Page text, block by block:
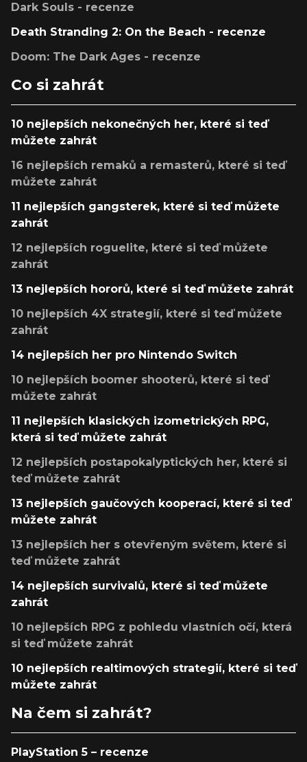
Dark Souls - recenze
Death Stranding 2: On the Beach - recenze
Doom: The Dark Ages - recenze
Co si zahrát
10 nejlepších nekonečných her, které si teď
můžete zahrát
16 nejlepších remaků a remasterů, které si teď
můžete zahrát
11 nejlepších gangsterek, které si teď můžete
zahrát
12 nejlepších roguelite, které si teď můžete
zahrát
13 nejlepších hororů, které si teď můžete zahrát
10 nejlepších 4X strategií, které si teď můžete
zahrát
14 nejlepších her pro Nintendo Switch
10 nejlepších boomer shooterů, které si teď
můžete zahrát
11 nejlepších klasických izometrických RPG,
která si teď můžete zahrát
12 nejlepších postapokalyptických her, které si
teď můžete zahrát
13 nejlepších gaučových kooperací, které si teď
můžete zahrát
13 nejlepších her s otevřeným světem, které si
teď můžete zahrát
14 nejlepších survivalů, které si teď můžete
zahrát
10 nejlepších RPG z pohledu vlastních očí, která
si teď můžete zahrát
10 nejlepších realtimových strategií, které si teď
můžete zahrát
Na čem si zahrát?
PlayStation 5 – recenze